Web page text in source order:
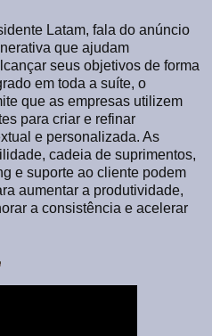
Latam, fala do anúncio
que ajudam
seus objetivos de forma
em toda a suíte, o
que as empresas utilizem
para criar e refinar
e personalizada. As
cadeia de suprimentos,
e suporte ao cliente podem
aumentar a produtividade,
a consistência e acelerar